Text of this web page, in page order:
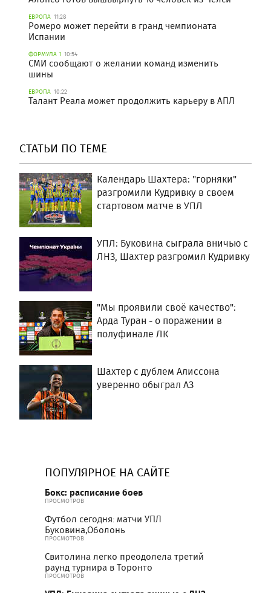
ЕВРОПА 11:28
Ромеро может перейти в гранд чемпионата
Испании
ФОРМУЛА 1 10:54
СМИ сообщают о желании команд изменить
шины
ЕВРОПА 10:22
Талант Реала может продолжить карьеру в АПЛ
СТАТЬИ ПО ТЕМЕ
Календарь Шахтера: "горняки"
разгромили Кудривку в своем
стартовом матче в УПЛ
УПЛ: Буковина сыграла вничью с
ЛНЗ, Шахтер разгромил Кудривку
"Мы проявили своё качество":
Арда Туран - о поражении в
полуфинале ЛК
Шахтер с дублем Алиссона
уверенно обыграл АЗ
ПОПУЛЯРНОЕ НА САЙТЕ
Бокс: расписание боев
ПРОСМОТРОВ
Футбол сегодня: матчи УПЛ
Буковина,Оболонь
ПРОСМОТРОВ
Свитолина легко преодолела третий
раунд турнира в Торонто
ПРОСМОТРОВ